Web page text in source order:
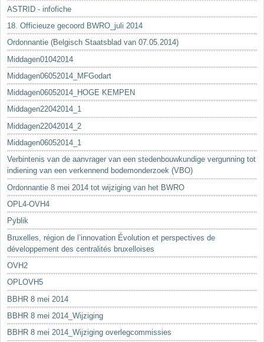
ASTRID - infofiche
18. Officieuze gecoord BWRO_juli 2014
Ordonnantie (Belgisch Staatsblad van 07.05.2014)
Middagen01042014
Middagen06052014_MFGodart
Middagen06052014_HOGE KEMPEN
Middagen22042014_1
Middagen22042014_2
Middagen06052014_1
Verbintenis van de aanvrager van een stedenbouwkundige vergunning tot
indiening van een verkennend bodemonderzoek (VBO)
Ordonnantie 8 mei 2014 tot wijziging van het BWRO
OPL4-OVH4
Pyblik
Bruxelles, région de l’innovation Évolution et perspectives de
développement des centralités bruxelloises
OVH2
OPLOVH5
BBHR 8 mei 2014
BBHR 8 mei 2014_Wijziging
BBHR 8 mei 2014_Wijziging overlegcommissies